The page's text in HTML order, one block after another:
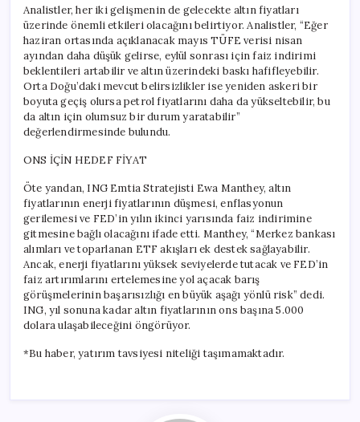
Analistler, her iki gelişmenin de gelecekte altın fiyatları
üzerinde önemli etkileri olacağını belirtiyor. Analistler, “Eğer
haziran ortasında açıklanacak mayıs TÜFE verisi nisan
ayından daha düşük gelirse, eylül sonrası için faiz indirimi
beklentileri artabilir ve altın üzerindeki baskı hafifleyebilir.
Orta Doğu’daki mevcut belirsizlikler ise yeniden askeri bir
boyuta geçiş olursa petrol fiyatlarını daha da yükseltebilir, bu
da altın için olumsuz bir durum yaratabilir”
değerlendirmesinde bulundu.
ONS İÇİN HEDEF FİYAT
Öte yandan, ING Emtia Stratejisti Ewa Manthey, altın
fiyatlarının enerji fiyatlarının düşmesi, enflasyonun
gerilemesi ve FED’in yılın ikinci yarısında faiz indirimine
gitmesine bağlı olacağını ifade etti. Manthey, “Merkez bankası
alımları ve toparlanan ETF akışları ek destek sağlayabilir.
Ancak, enerji fiyatlarını yüksek seviyelerde tutacak ve FED’in
faiz artırımlarını ertelemesine yol açacak barış
görüşmelerinin başarısızlığı en büyük aşağı yönlü risk” dedi.
ING, yıl sonuna kadar altın fiyatlarının ons başına 5.000
dolara ulaşabileceğini öngörüyor.
*Bu haber, yatırım tavsiyesi niteliği taşımamaktadır.